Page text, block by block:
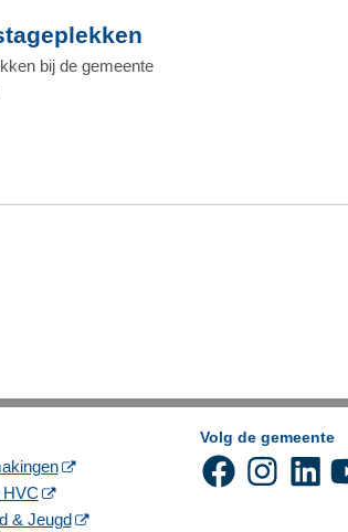
bij de gemeente
& Jeugd
Volg de gemeente